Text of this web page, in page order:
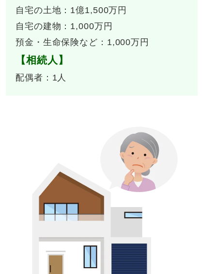
自宅の土地：1億1,500万円
自宅の建物：1,000万円
預金・生命保険など：1,000万円
【相続人】
配偶者：1人